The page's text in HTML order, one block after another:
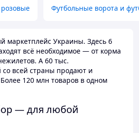
Футбольные ворота и
маркетплейс Украины. Здесь 6
всё необходимое — от корма
А 60 тыс.
всей страны продают и
120 млн товаров в одном
— для любой